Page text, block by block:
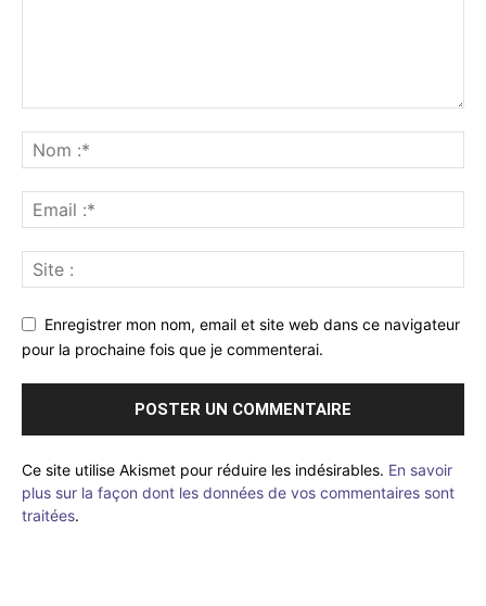
Enregistrer mon nom, email et site web dans ce navigateur
pour la prochaine fois que je commenterai.
Ce site utilise Akismet pour réduire les indésirables. En savoir
plus sur la façon dont les données de vos commentaires sont
traitées.